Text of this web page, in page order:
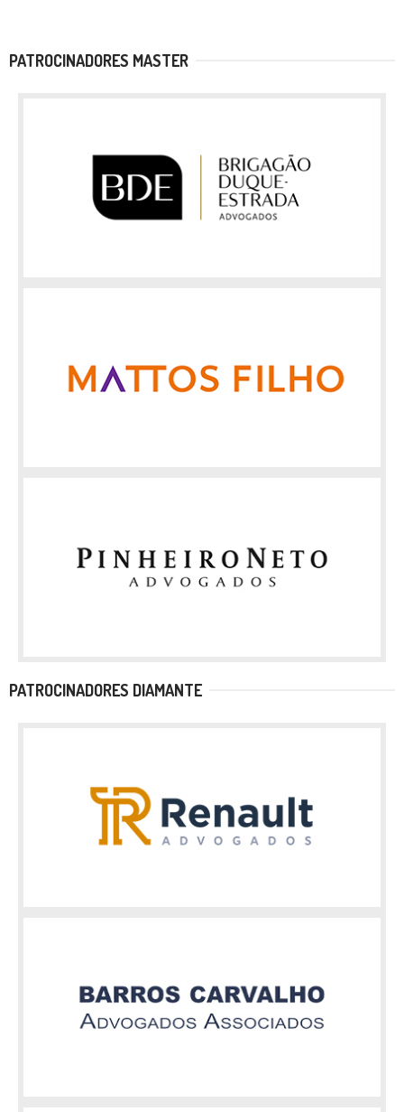
PATROCINADORES MASTER
PATROCINADORES DIAMANTE